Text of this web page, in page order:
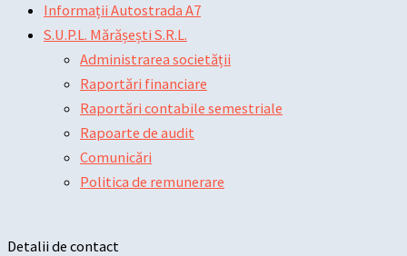
Informații Autostrada A7
S.U.P.L. Mărășești S.R.L.
Administrarea societății
Raportări financiare
Raportări contabile semestriale
Rapoarte de audit
Comunicări
Politica de remunerare
Detalii de contact